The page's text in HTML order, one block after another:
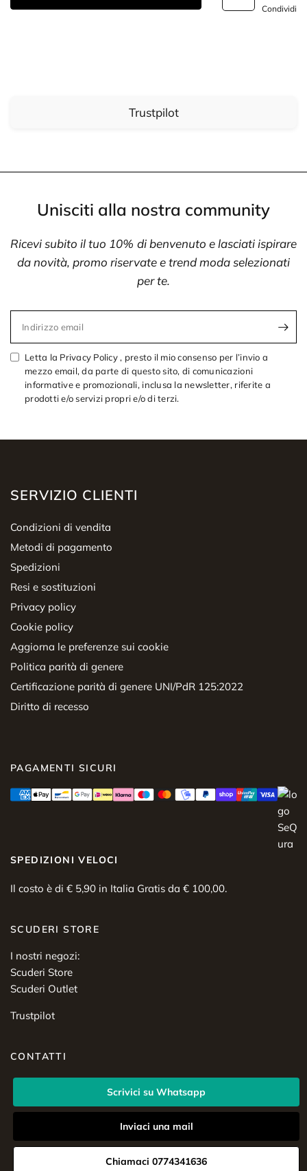
Condividi
Trustpilot
Unisciti alla nostra community
Ricevi subito il tuo 10% di benvenuto e lasciati ispirare
da novità, promo riservate e trend moda selezionati
per te.
Indirizzo email
Letta la Privacy Policy , presto il mio consenso per l’invio a
mezzo email, da parte di questo sito, di comunicazioni
informative e promozionali, inclusa la newsletter, riferite a
prodotti e/o servizi propri e/o di terzi.
SERVIZIO CLIENTI
Condizioni di vendita
Metodi di pagamento
Spedizioni
Resi e sostituzioni
Privacy policy
Cookie policy
Aggiorna le preferenze sui cookie
Politica parità di genere
Certificazione parità di genere UNI/PdR 125:2022
Diritto di recesso
PAGAMENTI SICURI
SPEDIZIONI VELOCI
Il costo è di € 5,90 in Italia Gratis da € 100,00.
SCUDERI STORE
I nostri negozi:
Scuderi Store
Scuderi Outlet
Trustpilot
CONTATTI
Scrivici su Whatsapp
Inviaci una mail
Chiamaci 0774341636